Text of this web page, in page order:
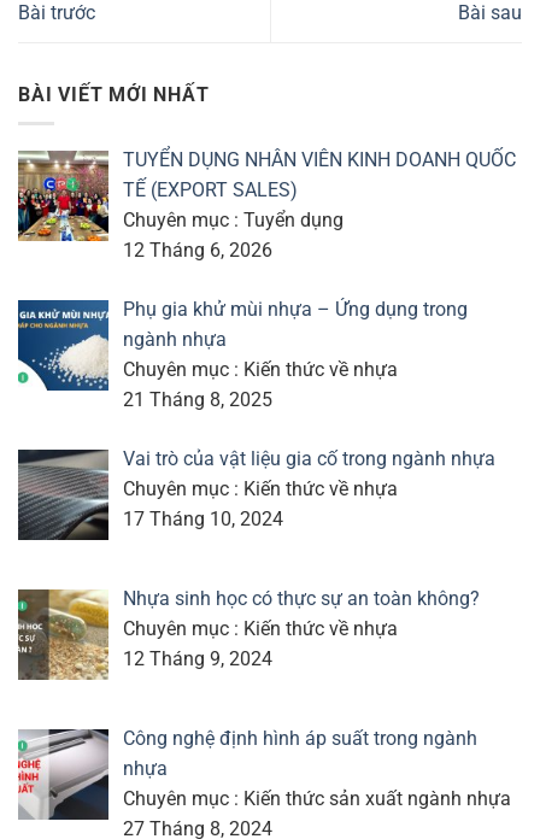
Bài trước Bài sau
BÀI VIẾT MỚI NHẤT
TUYỂN DỤNG NHÂN VIÊN KINH DOANH QUỐC
TẾ (EXPORT SALES)
Chuyên mục : Tuyển dụng
12 Tháng 6, 2026
Phụ gia khử mùi nhựa – Ứng dụng trong
ngành nhựa
Chuyên mục : Kiến thức về nhựa
21 Tháng 8, 2025
Vai trò của vật liệu gia cố trong ngành nhựa
Chuyên mục : Kiến thức về nhựa
17 Tháng 10, 2024
Nhựa sinh học có thực sự an toàn không?
Chuyên mục : Kiến thức về nhựa
12 Tháng 9, 2024
Công nghệ định hình áp suất trong ngành
nhựa
Chuyên mục : Kiến thức sản xuất ngành nhựa
27 Tháng 8, 2024